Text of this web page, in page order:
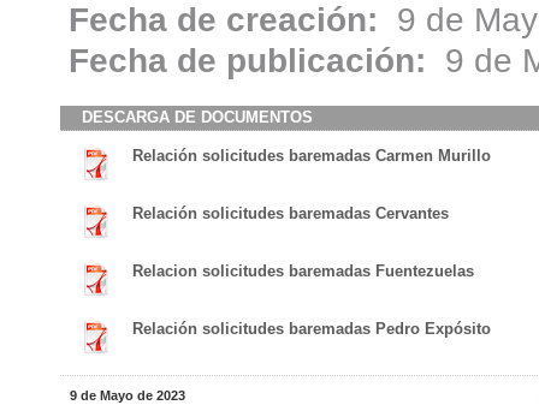
Fecha de creación:
9 de
Fecha de publicación:
9 de
DESCARGA DE DOCUMENTOS
Relación solicitudes baremadas Carmen Murillo
Relación solicitudes baremadas Cervantes
Relacion solicitudes baremadas Fuentezuelas
Relación solicitudes baremadas Pedro Expósito
9 de Mayo de 2023